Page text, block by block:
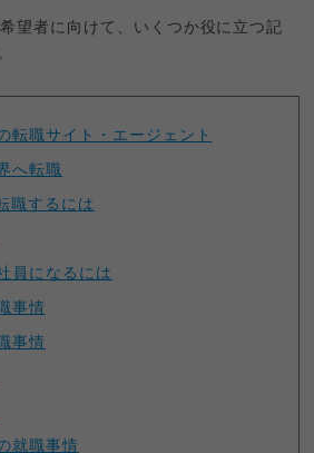
望者に向けて、いくつか役に立つ記
転職サイト・エージェント
へ転職
職するには
員になるには
事情
事情
就職事情